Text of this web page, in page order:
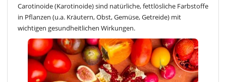
Carotinoide (Karotinoide) sind natürliche, fettlösliche Farbstoffe
in Pflanzen (u.a. Kräutern, Obst, Gemüse, Getreide) mit
wichtigen gesundheitlichen Wirkungen.